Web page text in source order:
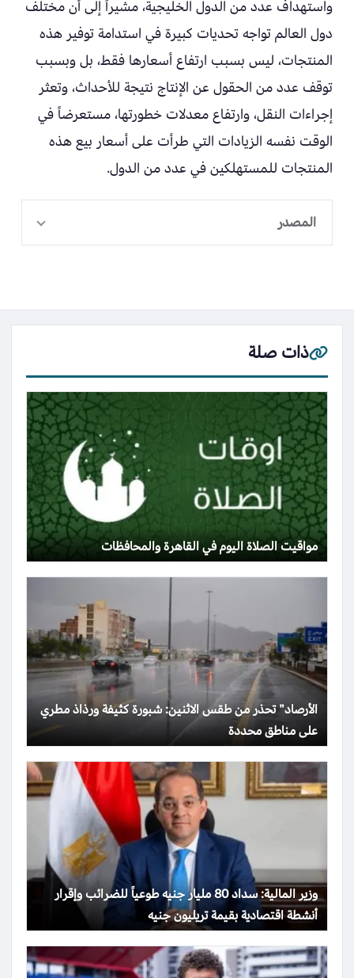
واستهداف عدد من الدول الخليجية، مشيراً إلى أن مختلف
دول العالم تواجه تحديات كبيرة في استدامة توفير هذه
المنتجات، ليس بسبب ارتفاع أسعارها فقط، بل وبسبب
توقف عدد من الحقول عن الإنتاج نتيجة للأحداث، وتعثر
إجراءات النقل، وارتفاع معدلات خطورتها، مستعرضاً في
الوقت نفسه الزيادات التي طرأت على أسعار بيع هذه
المنتجات للمستهلكين في عدد من الدول.
المصدر
ذات صلة
مواقيت الصلاة اليوم في القاهرة والمحافظات
الأرصاد” تحذر من طقس الاثنين: شبورة كثيفة ورذاذ مطري
على مناطق محددة
وزير المالية: سداد 80 مليار جنيه طوعياً للضرائب وإقرار
أنشطة اقتصادية بقيمة تريليون جنيه